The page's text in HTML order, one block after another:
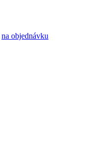
na objednávku